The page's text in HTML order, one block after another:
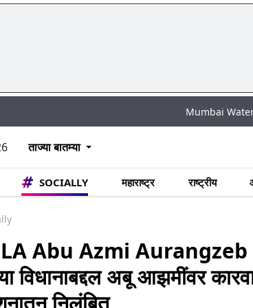
Mumbai Water Cut: मुंबई मध्ये
ताज्या बातम्या
SOCIALLY महाराष्ट्र राष्ट्रीय
Abu Azmi Aurangzeb
विधानाबद्दल अबू आझमींवर